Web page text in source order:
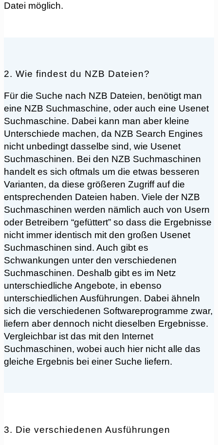
Datei möglich.
2. Wie findest du NZB Dateien?
Für die Suche nach NZB Dateien, benötigt man
eine NZB Suchmaschine, oder auch eine Usenet
Suchmaschine. Dabei kann man aber kleine
Unterschiede machen, da NZB Search Engines
nicht unbedingt dasselbe sind, wie Usenet
Suchmaschinen. Bei den NZB Suchmaschinen
handelt es sich oftmals um die etwas besseren
Varianten, da diese größeren Zugriff auf die
entsprechenden Dateien haben. Viele der NZB
Suchmaschinen werden nämlich auch von Usern
oder Betreibern “gefüttert” so dass die Ergebnisse
nicht immer identisch mit den großen Usenet
Suchmaschinen sind. Auch gibt es
Schwankungen unter den verschiedenen
Suchmaschinen. Deshalb gibt es im Netz
unterschiedliche Angebote, in ebenso
unterschiedlichen Ausführungen. Dabei ähneln
sich die verschiedenen Softwareprogramme zwar,
liefern aber dennoch nicht dieselben Ergebnisse.
Vergleichbar ist das mit den Internet
Suchmaschinen, wobei auch hier nicht alle das
gleiche Ergebnis bei einer Suche liefern.
3. Die verschiedenen Ausführungen